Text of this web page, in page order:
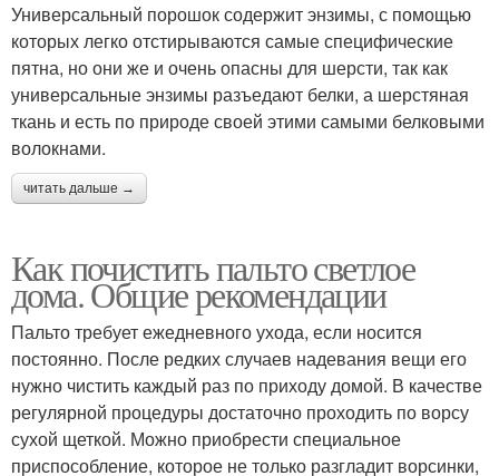
Универсальный порошок содержит энзимы, с помощью
которых легко отстирываются самые специфические
пятна, но они же и очень опасны для шерсти, так как
универсальные энзимы разъедают белки, а шерстяная
ткань и есть по природе своей этими самыми белковыми
волокнами.
читать дальше →
Как почистить пальто светлое
дома. Общие рекомендации
Пальто требует ежедневного ухода, если носится
постоянно. После редких случаев надевания вещи его
нужно чистить каждый раз по приходу домой. В качестве
регулярной процедуры достаточно проходить по ворсу
сухой щеткой. Можно приобрести специальное
приспособление, которое не только разгладит ворсинки,